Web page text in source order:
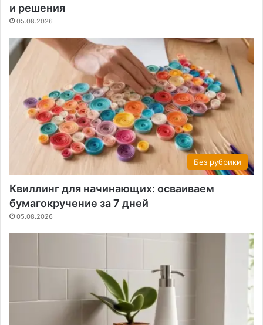
и решения
05.08.2026
Без рубрики
Квиллинг для начинающих: осваиваем
бумагокручение за 7 дней
05.08.2026